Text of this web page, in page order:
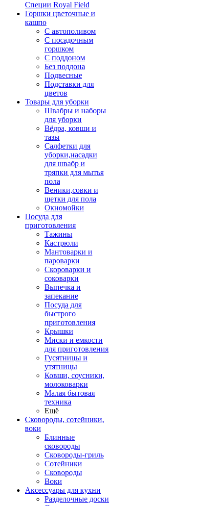
Специи Royal Field
Горшки цветочные и
кашпо
С автополивом
С посадочным
горшком
С поддоном
Без поддона
Подвесные
Подставки для
цветов
Товары для уборки
Швабры и наборы
для уборки
Вёдра, ковши и
тазы
Салфетки для
уборки,насадки
для швабр и
тряпки для мытья
пола
Веники,совки и
щетки для пола
Окномойки
Посуда для
приготовления
Тажины
Кастрюли
Мантоварки и
пароварки
Скороварки и
соковарки
Выпечка и
запекание
Посуда для
быстрого
приготовления
Крышки
Миски и емкости
для приготовления
Гусятницы и
утятницы
Ковши, соусники,
молоковарки
Малая бытовая
техника
Ещё
Сковороды, сотейники,
воки
Блинные
сковороды
Сковороды-гриль
Сотейники
Сковороды
Воки
Аксессуары для кухни
Разделочные доски